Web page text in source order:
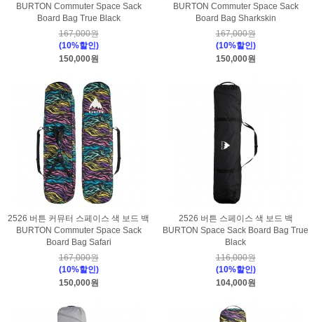
BURTON Commuter Space Sack
Board Bag True Black
167,000원
(10%할인)
150,000원
BURTON Commuter Space Sack
Board Bag Sharkskin
167,000원
(10%할인)
150,000원
2526 버튼 커뮤터 스페이스 색 보드 백
BURTON Commuter Space Sack
Board Bag Safari
167,000원
(10%할인)
150,000원
2526 버튼 스페이스 색 보드 백
BURTON Space Sack Board Bag True
Black
116,000원
(10%할인)
104,000원